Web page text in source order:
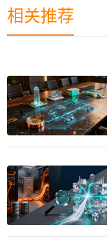
相关推荐